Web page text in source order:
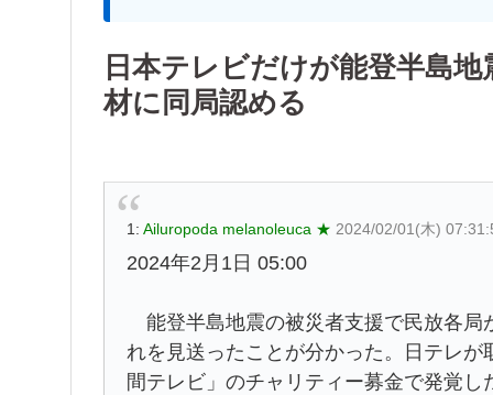
日本テレビだけが能登半島
材に同局認める
1: Ailuropoda melanoleuca ★ 2024/02/01(木)
2024年2月1日 05:00
能登半島地震の被災者支援で民放各局
れを見送ったことが分かった。日テレ
間テレビ」のチャリティー募金で発覚